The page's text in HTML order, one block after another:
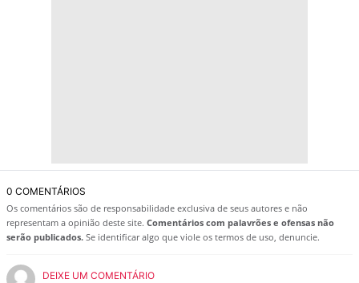
0 COMENTÁRIOS
Os comentários são de responsabilidade exclusiva de seus autores e não
representam a opinião deste site. Comentários com palavrões e ofensas não
serão publicados. Se identificar algo que viole os termos de uso, denuncie.
DEIXE UM COMENTÁRIO